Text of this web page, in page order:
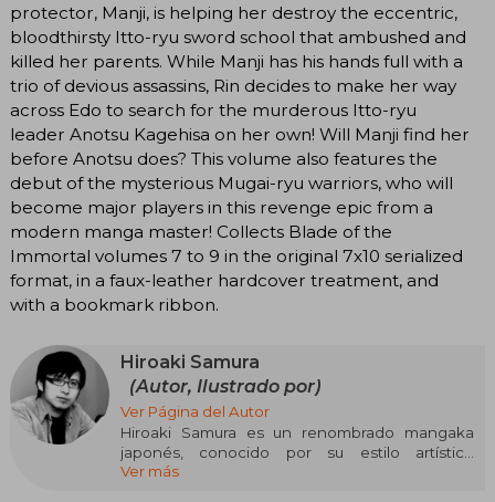
protector, Manji, is helping her destroy the eccentric,
bloodthirsty Itto-ryu sword school that ambushed and
killed her parents. While Manji has his hands full with a
trio of devious assassins, Rin decides to make her way
across Edo to search for the murderous Itto-ryu
leader Anotsu Kagehisa on her own! Will Manji find her
before Anotsu does? This volume also features the
debut of the mysterious Mugai-ryu warriors, who will
become major players in this revenge epic from a
modern manga master! Collects Blade of the
Immortal volumes 7 to 9 in the original 7x10 serialized
format, in a faux-leather hardcover treatment, and
with a bookmark ribbon.
Hiroaki Samura
(Autor, Ilustrado por)
Ver Página del Autor
Hiroaki Samura es un renombrado mangaka
japonés, conocido por su estilo artístico
detallado y su enfoque en narrativas maduras y
Ver más